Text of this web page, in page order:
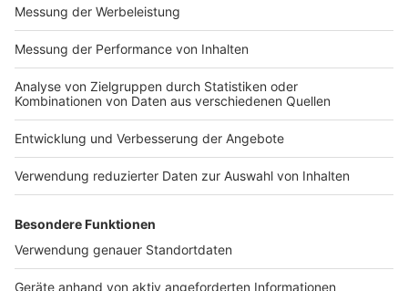
Impressum
Nutzungsbedingungen
Jobs
Presse
Werben
Archiv
ANTENNE BAYERN GROUP
Kontakt
Studio-Hotline
Verkehrs-Hotline
Newsletter